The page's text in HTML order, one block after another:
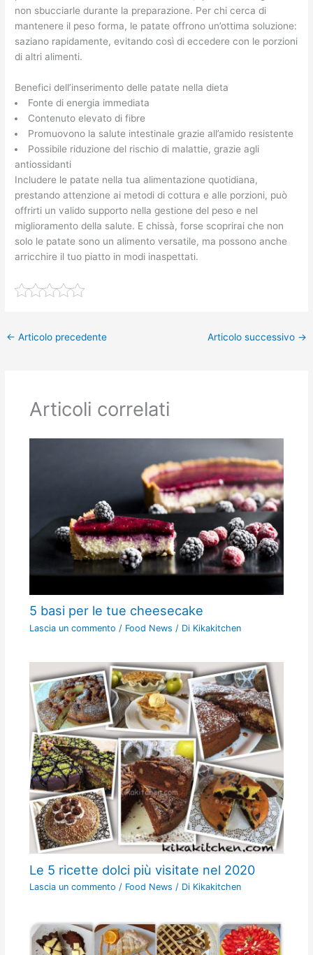
non sbucciarle durante la preparazione. Per chi cerca di
mantenere il peso forma, le patate offrono un’ottima soluzione:
saziano rapidamente, evitando così di eccedere con le porzioni
di altri alimenti.
Benefici dell’inserimento delle patate nella dieta
Fonte di energia immediata
Contenuto elevato di fibre
Promuovono la salute intestinale grazie all’amido resistente
Possibile riduzione del rischio di malattie, grazie agli
antiossidanti
Includere le patate nella tua alimentazione quotidiana,
prestando attenzione ai metodi di cottura e alle porzioni, può
offrirti un valido supporto nella gestione del peso e nel
miglioramento della salute. E chissà, forse scoprirai che non
solo le patate sono un alimento versatile, ma possono anche
arricchire il tuo piatto in modi inaspettati.
← Articolo precedente Articolo successivo →
Articoli correlati
5 basi per le tue cheesecake
Lascia un commento / Food News / Di Kikakitchen
Le 5 ricette dolci più visitate nel 2020
Lascia un commento / Food News / Di Kikakitchen